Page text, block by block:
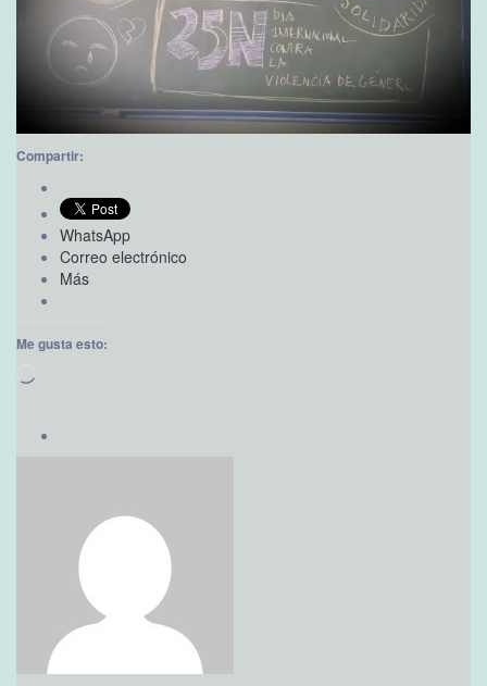
Compartir:
WhatsApp
Correo electrónico
Más
Me gusta esto: